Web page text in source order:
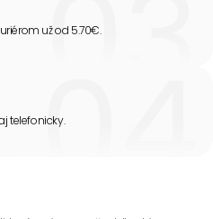
už od 5.70€.
telefonicky.